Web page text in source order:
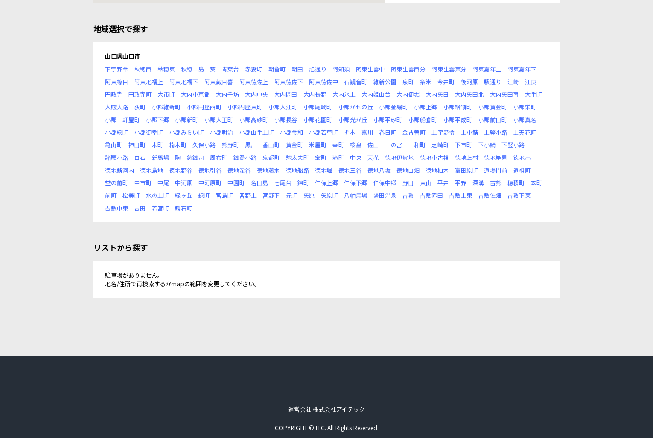
地域選択で探す
山口県山口市
下宇野令
秋穂西 秋穂東 秋穂二島 葵 青葉台 赤妻町 朝倉町 朝田 旭通り 阿知須 阿東生雲中 阿東生雲西分 阿東生雲東分 阿東嘉年上
阿東嘉年下
阿東篠目
阿東地福上 阿東地福下 阿東蔵目喜 阿東徳佐上 阿東徳佐下 阿東徳佐中 石観音町 維新公園 泉町 糸米 今井町 後河原 駅通り 江崎
江良
円政寺
円政寺町 大市町 大内小京都 大内千坊 大内中央 大内問田 大内長野 大内氷上 大内姫山台 大内御堀 大内矢田 大内矢田北 大内矢田南
大手町
大殿大路
荻町 小郡維新町 小郡円座西町 小郡円座東町 小郡大江町 小郡尾崎町 小郡かぜの丘 小郡金堀町 小郡上郷 小郡給領町 小郡黄金町
小郡栄町
小郡三軒屋町
小郡下郷 小郡新町 小郡大正町 小郡高砂町 小郡長谷 小郡花園町 小郡光が丘 小郡平砂町 小郡船倉町 小郡平成町 小郡前田町
小郡真名
小郡緑町
小郡御幸町 小郡みらい町 小郡明治 小郡山手上町 小郡令和 小郡若草町 折本 嘉川 春日町 金古曽町 上宇野令 上小鯖 上竪小路
上天花町
亀山町
神田町 木町 楠木町 久保小路 熊野町 黒川 香山町 黄金町 米屋町 幸町 桜畠 佐山 三の宮 三和町 芝崎町 下市町 下小鯖
下竪小路
諸願小路
白石 新馬場 陶 鋳銭司 周布町 銭湯小路 泉都町 惣太夫町 宝町 滝町 中央 天花 徳地伊賀地 徳地小古祖 徳地上村 徳地岸見
徳地串
徳地鯖河内
徳地島地 徳地野谷 徳地引谷 徳地深谷 徳地藤木 徳地船路 徳地堀 徳地三谷 徳地八坂 徳地山畑 徳地柚木 富田原町 道場門前
道祖町
堂の前町
中市町 中尾 中河原 中河原町 中園町 名田島 七尾台 錦町 仁保上郷 仁保下郷 仁保中郷 野田 東山 平井 平野 深溝 古熊 穂積町
本町
前町
松美町 水の上町 緑ヶ丘 緑町 宮島町 宮野上 宮野下 元町 矢原 矢原町 八幡馬場 湯田温泉 吉敷 吉敷赤田 吉敷上東 吉敷佐畑
吉敷下東
吉敷中東
吉田 若宮町 鰐石町
リストから探す
駐車場がありません。
地名/住所で再検索するかmapの範囲を変更してください。
運営会社 株式会社アイテック
COPYRIGHT © ITC. All Rights Reserved.